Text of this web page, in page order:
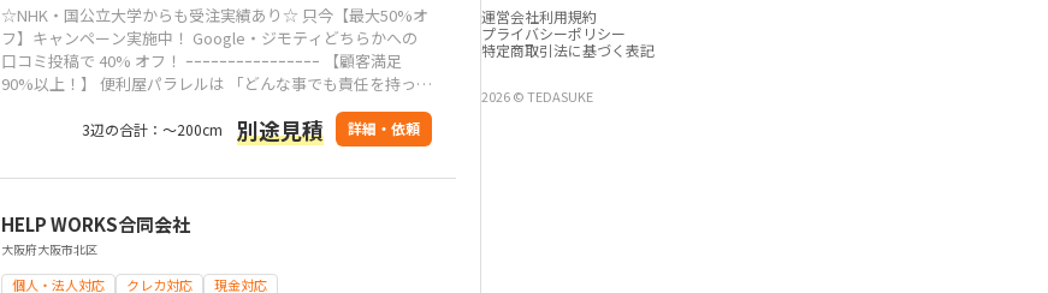
☆NHK・国公立大学からも受注実績あり☆ 只今【最大50%オ
フ】キャンペーン実施中！ Google・ジモティどちらかへの
口コミ投稿で 40% オフ！ ｰｰｰｰｰｰｰｰｰｰｰｰｰｰｰｰ 【顧客満足
90%以上！】 便利屋パラレルは 「どんな事でも責任を持って
無休 ・出張費用0円 で困っている方に寄り添います！
3辺の合計：～200cm 別途見積 詳細・依頼
HELP WORKS合同会社
大阪府大阪市北区
個人・法人対応 クレカ対応 現金対応
運営会社利用規約
プライバシーポリシー
特定商取引法に基づく表記
2026 © TEDASUKE